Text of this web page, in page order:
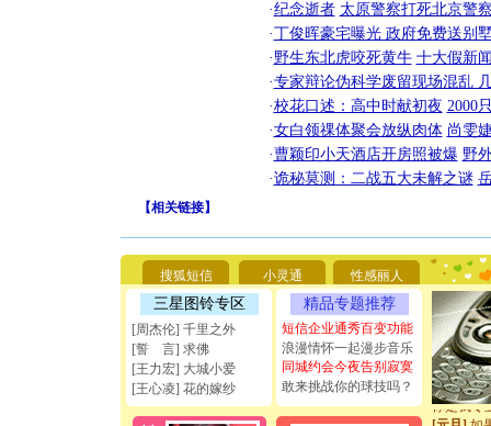
·纪念逝者 太原警察打死北京警
·丁俊晖豪宅曝光 政府免费送别
·野生东北虎咬死黄牛 十大假新
·专家辩论伪科学废留现场混乱
·校花口述：高中时献初夜 2000
·女白领祼体聚会放纵肉体 尚雯
·曹颖印小天酒店开房照被爆 野
·诡秘莫测：二战五大未解之谜
【相关链接】
搜狐短信 小灵通 性感丽人
三星图铃专区
[周杰伦] 千里之外
[誓 言] 求佛
[王力宏] 大城小爱
[王心凌] 花的嫁纱
精品专题推荐
短信企业通秀百变功能
浪漫情怀一起漫步音乐
同城约会今夜告别寂寞
敢来挑战你的球技吗？
[圣诞节]
能正大光
天都要快
[圣诞节]
如意,快
[元旦]看
断电。爱
你是我专
[元旦] 如